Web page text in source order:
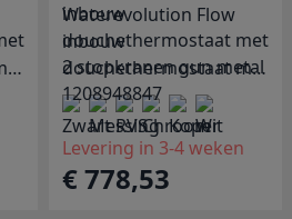
Waterevolution Flow
inbouw
douchethermostaat met
2 stopkranen gun metal
1208948847
Levering in 3-4 weken
€ 778,53